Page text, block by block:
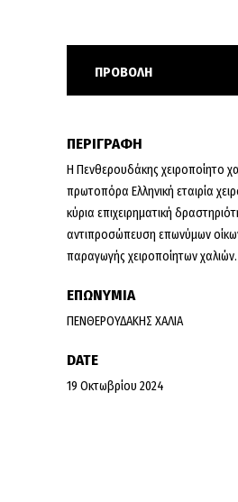
ΠΡΟΒΟΛΗ
ΠΕΡΙΓΡΑΦΗ
H Πενθερουδάκης χειροποίητο
πρωτοπόρα Ελληνική εταιρία
κύρια επιχειρηματική
αντιπροσώπευση επωνύμων
παραγωγής χειροποίητων χαλιών.
ΕΠΩΝΥΜΙΑ
ΠΕΝΘΕΡΟΥΔΑΚΗΣ ΧΑΛΙΑ
DATE
19 Οκτωβρίου 2024